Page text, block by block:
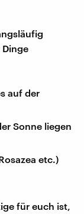
auf der
Sonne liegen
etc.)
für euch ist,